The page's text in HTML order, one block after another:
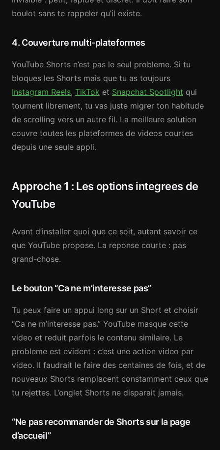
boulot sans te rappeler qu’il existe.
4. Couverture multi-plateformes
YouTube Shorts n’est pas le seul probleme. Si tu
bloques les Shorts mais que tu as toujours
Instagram Reels, TikTok et Snapchat Spotlight qui
tournent librement, tu vas juste migrer ton habitude
de scrolling vers un autre fil. La meilleure solution
couvre toutes les plateformes de videos courtes
depuis une seule appli.
Approche 1 : Les options integrees de
YouTube
Avant d’installer quoi que ce soit, autant savoir ce
que YouTube propose. La reponse courte : pas
grand-chose.
Le bouton “Ca ne m’interesse pas”
Tu peux faire un appui long sur un Short et choisir
“Ca ne m’interesse pas.” YouTube masque cette
video et reduit parfois le contenu similaire. Le
probleme est evident : c’est une action video par
video. Il faudrait le faire des centaines de fois, et de
nouveaux Shorts remplacent constamment ceux que
tu rejettes. L’onglet Shorts ne disparait jamais.
“Ne pas recommander de Shorts sur la page
d’accueil”